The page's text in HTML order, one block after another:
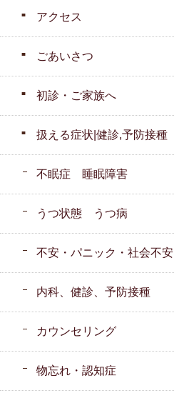
アクセス
ごあいさつ
初診・ご家族へ
扱える症状|健診,予防接種
不眠症 睡眠障害
うつ状態 うつ病
不安・パニック・社会不安
内科、健診、予防接種
カウンセリング
物忘れ・認知症